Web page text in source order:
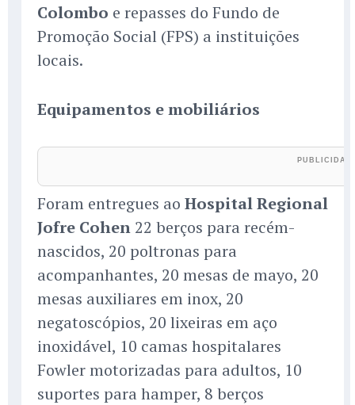
Colombo e repasses do Fundo de
Promoção Social (FPS) a instituições
locais.
Equipamentos e mobiliários
Foram entregues ao Hospital Regional
Jofre Cohen 22 berços para recém-
nascidos, 20 poltronas para
acompanhantes, 20 mesas de mayo, 20
mesas auxiliares em inox, 20
negatoscópios, 20 lixeiras em aço
inoxidável, 10 camas hospitalares
Fowler motorizadas para adultos, 10
suportes para hamper, 8 berços